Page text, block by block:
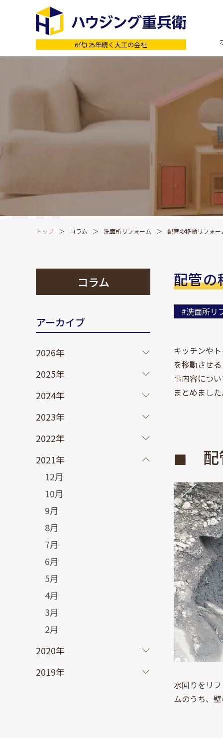
6代125年続く大工の会社
トップ コラム 洗面所リフォーム 配管の移動リフォ
配管の
#洗面所リ
キッチンや
を移動させ
事内容につ
まとめまし
◼ 配
水回りをリ
ムのうち、
コラム
アーカイブ
2026年
2025年
2024年
2023年
2022年
2021年
12月
10月
9月
8月
7月
6月
5月
4月
3月
2月
2020年
2019年